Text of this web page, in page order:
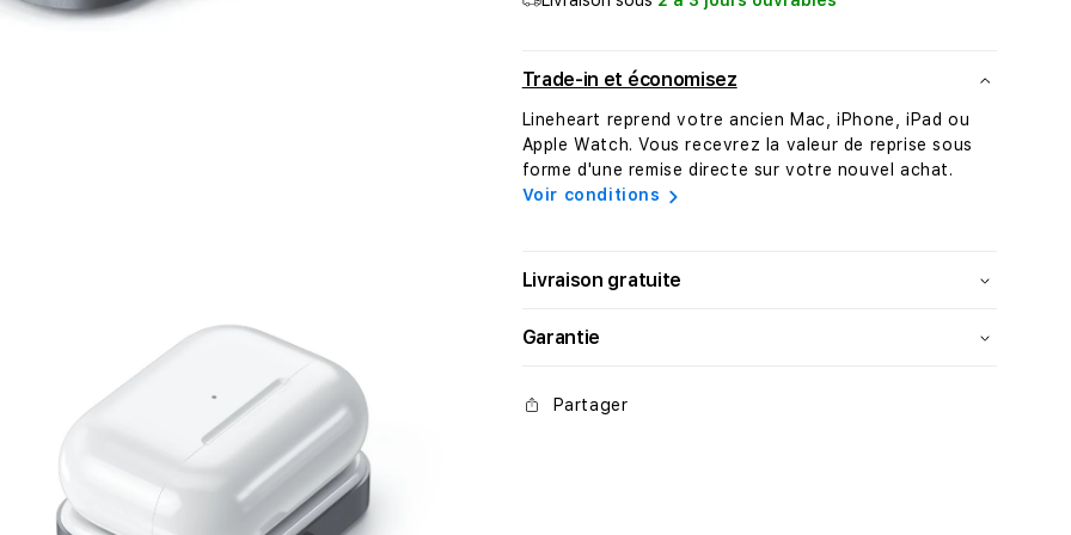
fil
pour
Airpods
charge
pour
Airpods
Trade-in et économisez
Lineheart reprend votre ancien Mac, iPhone, iPad ou
Apple Watch. Vous recevrez la valeur de reprise sous
forme d'une remise directe sur votre nouvel achat.
Voir conditions
Livraison gratuite
Garantie
Partager